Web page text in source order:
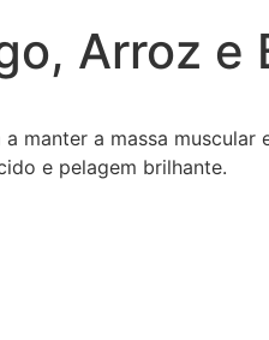
Arroz e
manter a massa muscular
e pelagem brilhante.